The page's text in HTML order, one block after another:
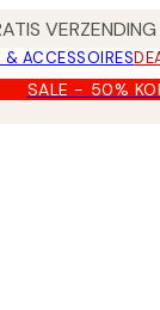
& ACCESSOIRES
SALE - 50%